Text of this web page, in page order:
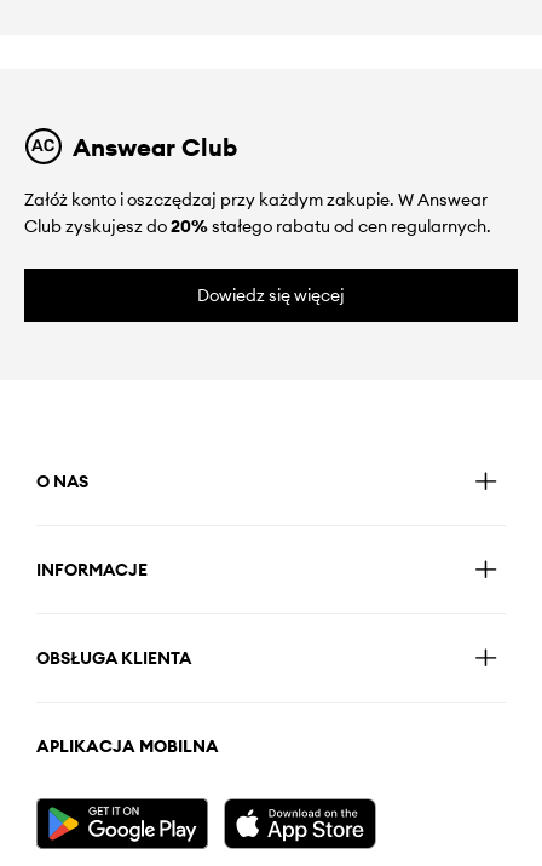
Answear Club
Załóż konto i oszczędzaj przy każdym zakupie. W Answear
Club zyskujesz do20%stałego rabatu od cen regularnych.
Dowiedz się więcej
O NAS
INFORMACJE
OBSŁUGA KLIENTA
APLIKACJA MOBILNA